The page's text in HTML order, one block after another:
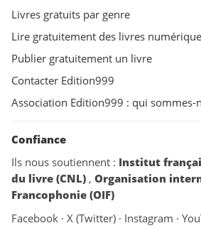
Livres gratuits par genre
Lire gratuitement des livres
Publier gratuitement un livre
Contacter Edition999
Association Edition999 : qui sommes-
Confiance
Ils nous soutiennent : Institut
du livre (CNL) , Organisation
Francophonie (OIF)
Facebook · X (Twitter) · Instagram ·